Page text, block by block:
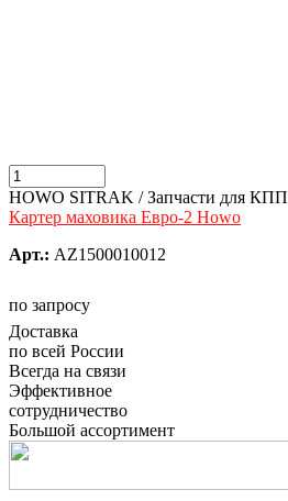
HOWO SITRAK / Запчасти для КПП
Картер маховика Евро-2 Howo
Арт.: AZ1500010012
по запросу
Доставка
по всей России
Всегда на связи
Эффективное
сотрудничество
Большой ассортимент